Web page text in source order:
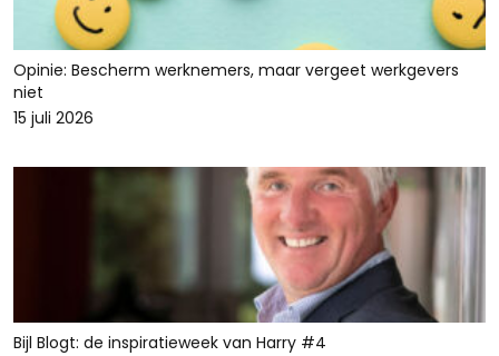
Opinie: Bescherm werknemers, maar vergeet werkgevers
niet
15 juli 2026
Bijl Blogt: de inspiratieweek van Harry #4